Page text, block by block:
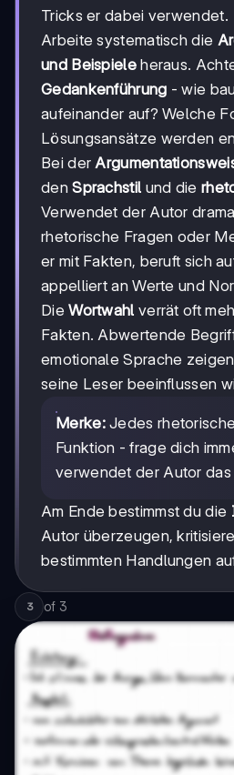
Tricks er dabei verwendet.
Arbeite systematisch die
und Beispieleheraus.
Gedankenführung - wie
aufeinander auf? Welche
Lösungsansätze werden
Bei der
denSprachstil und die
Verwendet der Autor
rhetorische Fragen oder
er mit Fakten, beruft sich
appelliert an Werte und
DieWortwahl verrät oft
Fakten. Abwertende
emotionale Sprache
seine Leser beeinflussen
Merke:Jedes
Funktion - frage dich
verwendet der Autor das
Am Ende bestimmst du die
Autor überzeugen,
bestimmten Handlungen
3 of 3